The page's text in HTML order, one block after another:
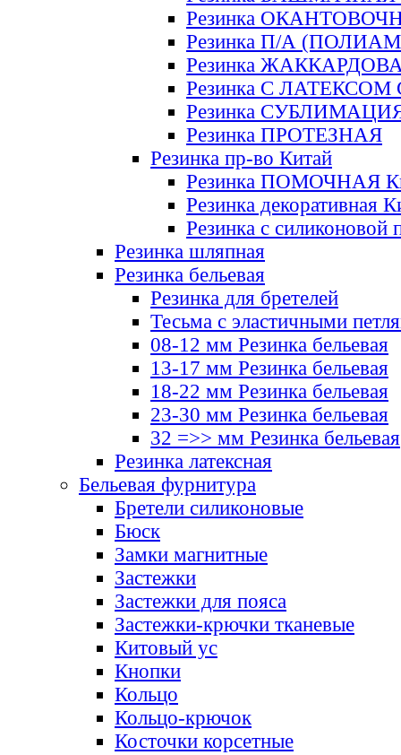
Резинка
Резинка П/А
Резинка
Резинка С ЛАТЕКСОМ
Резинка
Резинка ПРОТЕЗНАЯ
Резинка пр-во Китай
Резинка ПОМОЧНАЯ
Резинка декоративная
Резинка с силиконовой
Резинка шляпная
Резинка бельевая
Резинка для бретелей
Тесьма с эластичными
08-12 мм Резинка бельевая
13-17 мм Резинка бельевая
18-22 мм Резинка бельевая
23-30 мм Резинка бельевая
32 =>> мм Резинка бельевая
Резинка латексная
Бельевая фурнитура
Бретели силиконовые
Бюск
Замки магнитные
Застежки
Застежки для пояса
Застежки-крючки тканевые
Китовый ус
Кнопки
Кольцо
Кольцо-крючок
Косточки корсетные